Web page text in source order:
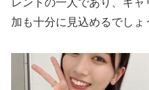
加も十分に見込めるでしょ